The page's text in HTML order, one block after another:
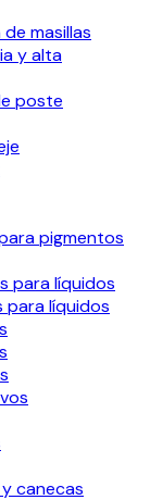
masillas
y alta
poste
pigmentos
para líquidos
para líquidos
canecas